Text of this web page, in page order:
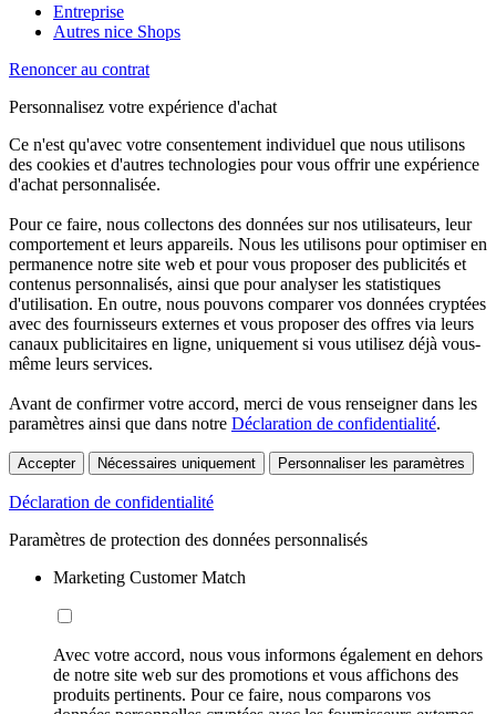
Entreprise
Autres nice Shops
Renoncer au contrat
Personnalisez votre expérience d'achat
Ce n'est qu'avec votre consentement individuel que nous utilisons
des cookies et d'autres technologies pour vous offrir une expérience
d'achat personnalisée.
Pour ce faire, nous collectons des données sur nos utilisateurs, leur
comportement et leurs appareils. Nous les utilisons pour optimiser en
permanence notre site web et pour vous proposer des publicités et
contenus personnalisés, ainsi que pour analyser les statistiques
d'utilisation. En outre, nous pouvons comparer vos données cryptées
avec des fournisseurs externes et vous proposer des offres via leurs
canaux publicitaires en ligne, uniquement si vous utilisez déjà vous-
même leurs services.
Avant de confirmer votre accord, merci de vous renseigner dans les
paramètres ainsi que dans notre Déclaration de confidentialité.
Accepter Nécessaires uniquement Personnaliser les paramètres
Déclaration de confidentialité
Paramètres de protection des données personnalisés
Marketing Customer Match
Avec votre accord, nous vous informons également en dehors
de notre site web sur des promotions et vous affichons des
produits pertinents. Pour ce faire, nous comparons vos